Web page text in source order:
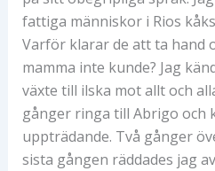
fattiga människor i Rios
Varför klarar de att ta hand
mamma inte kunde? Jag
växte till ilska mot allt och
gånger ringa till Abrigo och
uppträdande. Två gånger
sista gången räddades jag